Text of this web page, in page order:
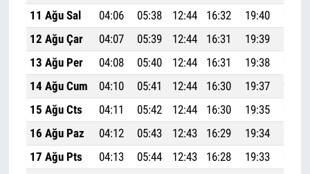
11 Ağu Sal
04:06 05:38 12:44 16:32 19:40
12 Ağu Çar
04:07 05:39 12:44 16:31 19:39
13 Ağu Per
04:08 05:40 12:44 16:31 19:38
14 Ağu Cum
04:10 05:41 12:44 16:30 19:37
15 Ağu Cts
04:11 05:42 12:44 16:30 19:35
16 Ağu Paz
04:12 05:43 12:43 16:29 19:34
17 Ağu Pts
04:13 05:44 12:43 16:28 19:33